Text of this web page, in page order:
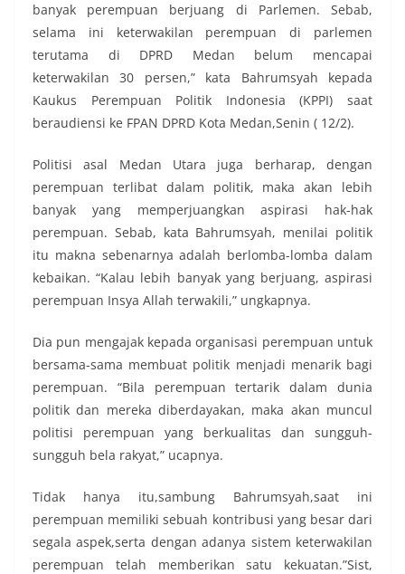
banyak perempuan berjuang di Parlemen. Sebab,
selama ini keterwakilan perempuan di parlemen
terutama di DPRD Medan belum mencapai
keterwakilan 30 persen,” kata Bahrumsyah kepada
Kaukus Perempuan Politik Indonesia (KPPI) saat
beraudiensi ke FPAN DPRD Kota Medan,Senin ( 12/2).
Politisi asal Medan Utara juga berharap, dengan
perempuan terlibat dalam politik, maka akan lebih
banyak yang memperjuangkan aspirasi hak-hak
perempuan. Sebab, kata Bahrumsyah, menilai politik
itu makna sebenarnya adalah berlomba-lomba dalam
kebaikan. “Kalau lebih banyak yang berjuang, aspirasi
perempuan Insya Allah terwakili,” ungkapnya.
Dia pun mengajak kepada organisasi perempuan untuk
bersama-sama membuat politik menjadi menarik bagi
perempuan. “Bila perempuan tertarik dalam dunia
politik dan mereka diberdayakan, maka akan muncul
politisi perempuan yang berkualitas dan sungguh-
sungguh bela rakyat,” ucapnya.
Tidak hanya itu,sambung Bahrumsyah,saat ini
perempuan memiliki sebuah kontribusi yang besar dari
segala aspek,serta dengan adanya sistem keterwakilan
perempuan telah memberikan satu kekuatan.”Sist,